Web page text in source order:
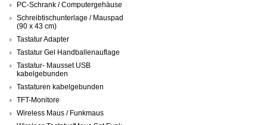
PC-Schrank / Computergehäuse
Schreibtischunterlage / Mauspad
(90 x 43 cm)
Tastatur Adapter
Tastatur Gel Handballenauflage
Tastatur- Mausset USB
kabelgebunden
Tastaturen kabelgebunden
TFT-Monitore
Wireless Maus / Funkmaus